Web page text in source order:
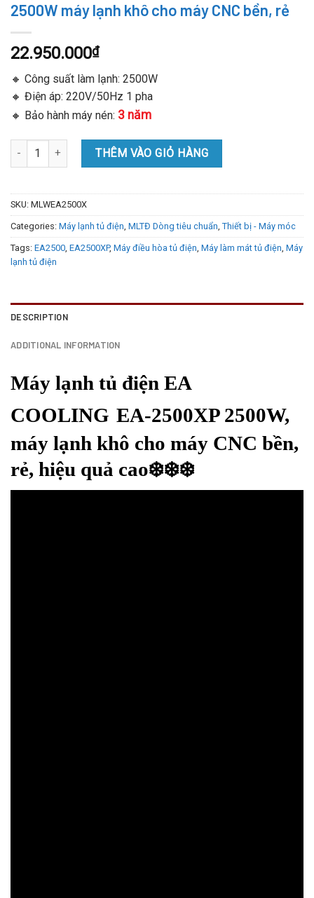
2500W máy lạnh khô cho máy CNC bền, rẻ
22.950.000₫
🔸 Công suất làm lạnh: 2500W
🔸 Điện áp: 220V/50Hz 1 pha
🔸 Bảo hành máy nén: 3 năm
Máy lạnh tủ điện EA COOLING EA-2500XP 2500W máy lạnh khô
THÊM VÀO GIỎ HÀNG
SKU: MLWEA2500X
Categories: Máy lạnh tủ điện MLTĐ Dòng tiêu chuẩn Thiết bị - Máy móc
Tags: EA2500 EA2500XP, Máy điều hòa tủ điện Máy làm mát tủ điện Máy
lạnh tủ điện
DESCRIPTION
ADDITIONAL INFORMATION
Máy lạnh tủ điện EA
COOLING EA-2500XP 2500W,
máy lạnh khô cho máy CNC bền,
rẻ, hiệu quả cao❄️❄️❄️